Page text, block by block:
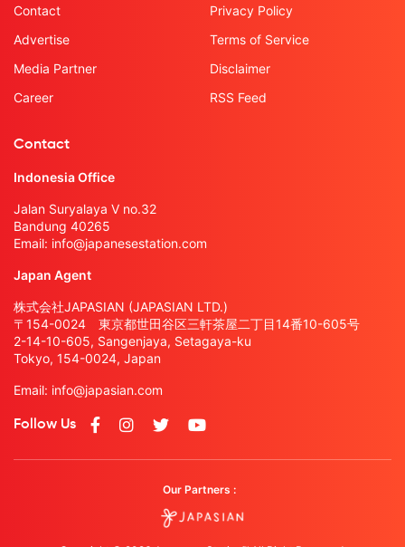
Contact
Advertise
Media Partner
Career
Privacy Policy
Terms of Service
Disclaimer
RSS Feed
Contact
Indonesia Office
Jalan Suryalaya V no.32
Bandung 40265
Email: info@japanesestation.com
Japan Agent
株式会社JAPASIAN (JAPASIAN LTD.)
〒154-0024 東京都世田谷区三軒茶屋二丁目14番10-605号
2-14-10-605, Sangenjaya, Setagaya-ku
Tokyo, 154-0024, Japan
Email: info@japasian.com
Follow Us
Our Partners :